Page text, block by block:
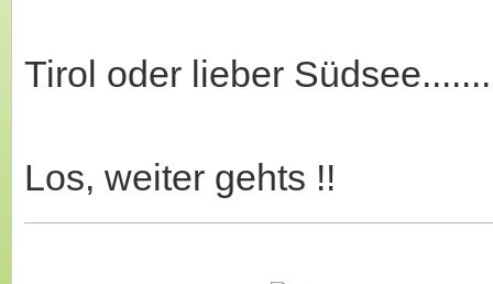
Tirol oder lieber
Los, weiter gehts !!